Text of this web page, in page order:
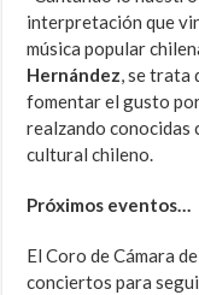
interpretación que
música popular
Hernández, se trata
fomentar el gusto
realzando conocidas
cultural chileno.
Próximos eventos…
El Coro de Cámara
conciertos para